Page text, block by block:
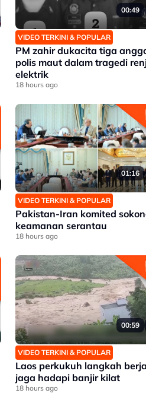
00:49
VIDEO TERKINI & POPULAR
PM zahir dukacita tiga
polis maut dalam tragedi
elektrik
18 hours ago
01:16
VIDEO TERKINI & POPULAR
Pakistan-Iran komited
keamanan serantau
18 hours ago
00:59
VIDEO TERKINI & POPULAR
Laos perkukuh langkah
jaga hadapi banjir kilat
18 hours ago